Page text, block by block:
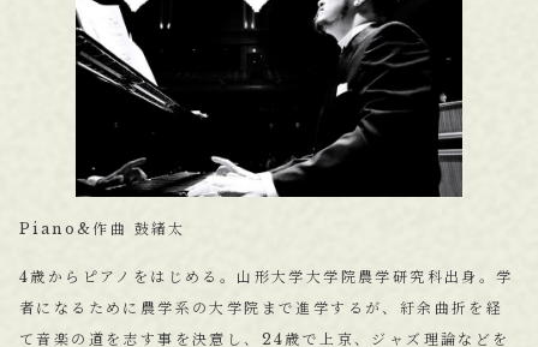
Piano&作曲 鼓緒太
4歳からピアノをはじめる。山形大学大学院農学研究科出身。学
者になるために農学系の大学院まで進学するが、紆余曲折を経
て音楽の道を志す事を決意し、24歳で上京、ジャズ理論などを